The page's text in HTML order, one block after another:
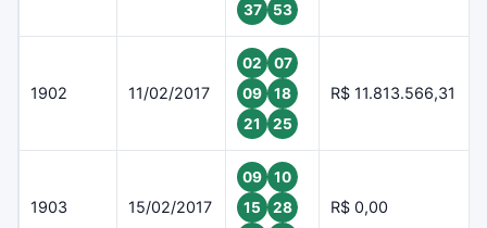
37
53
1902 11/02/2017
02
07
09
18
21
25
R$ 11.813.566,31
1903 15/02/2017
09
10
15
28
R$ 0,00